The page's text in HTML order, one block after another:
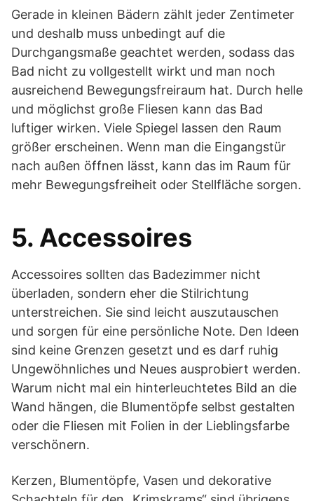
Gerade in kleinen Bädern zählt jeder Zentimeter
und deshalb muss unbedingt auf die
Durchgangsmaße geachtet werden, sodass das
Bad nicht zu vollgestellt wirkt und man noch
ausreichend Bewegungsfreiraum hat. Durch helle
und möglichst große Fliesen kann das Bad
luftiger wirken. Viele Spiegel lassen den Raum
größer erscheinen. Wenn man die Eingangstür
nach außen öffnen lässt, kann das im Raum für
mehr Bewegungsfreiheit oder Stellfläche sorgen.
5. Accessoires
Accessoires sollten das Badezimmer nicht
überladen, sondern eher die Stilrichtung
unterstreichen. Sie sind leicht auszutauschen
und sorgen für eine persönliche Note. Den Ideen
sind keine Grenzen gesetzt und es darf ruhig
Ungewöhnliches und Neues ausprobiert werden.
Warum nicht mal ein hinterleuchtetes Bild an die
Wand hängen, die Blumentöpfe selbst gestalten
oder die Fliesen mit Folien in der Lieblingsfarbe
verschönern.
Kerzen, Blumentöpfe, Vasen und dekorative